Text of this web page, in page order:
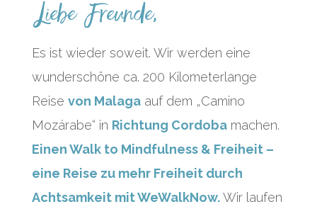
Liebe Freunde,
Es ist wieder soweit. Wir werden eine
wunderschöne ca. 200 Kilometerlange
Reise von Malaga auf dem „Camino
Mozárabe“ in Richtung Cordobamachen.
Einen Walk to Mindfulness & Freiheit –
eine Reise zu mehr Freiheit durch
Achtsamkeit mit WeWalkNow.Wir laufen